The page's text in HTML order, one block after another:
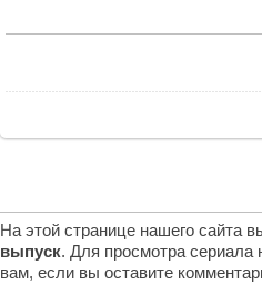
На этой странице нашего сайта
выпуск. Для просмотра
вам, если вы оставите